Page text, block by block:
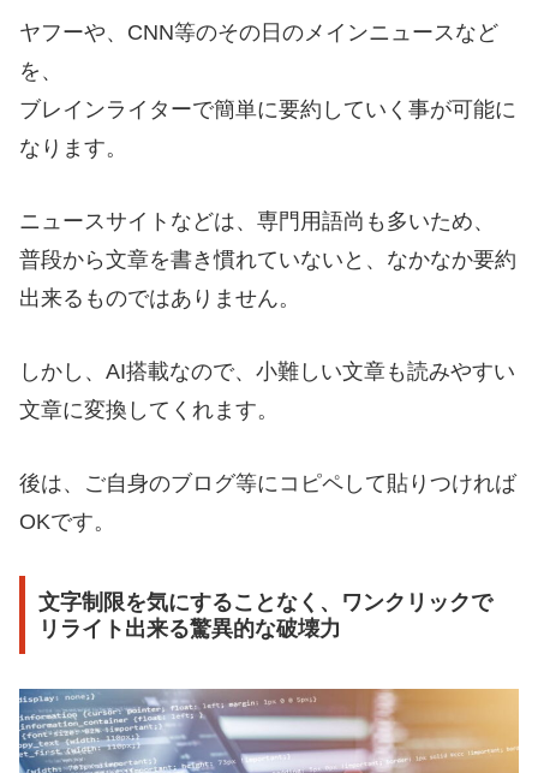
ヤフーや、CNN等のその日のメインニュースなど
を、
ブレインライターで簡単に要約していく事が可能に
なります。
ニュースサイトなどは、専門用語尚も多いため、
普段から文章を書き慣れていないと、なかなか要約
出来るものではありません。
しかし、AI搭載なので、小難しい文章も読みやすい
文章に変換してくれます。
後は、ご自身のブログ等にコピペして貼りつければ
OKです。
文字制限を気にすることなく、ワンクリックで
リライト出来る驚異的な破壊力